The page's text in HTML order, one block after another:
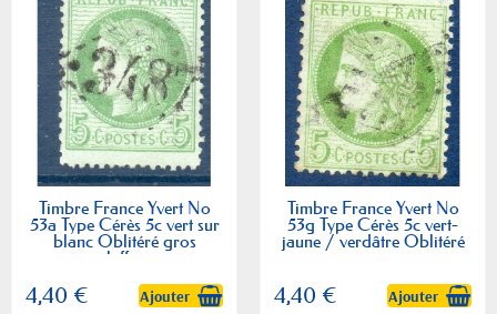
Timbre France Yvert No
53a Type Cérès 5c vert sur
blanc Oblitéré gros
chiffres
4,40 € Ajouter
Timbre France Yvert No
53g Type Cérès 5c vert-
jaune / verdâtre Oblitéré
4,40 € Ajouter